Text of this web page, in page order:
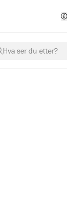
Hva ser du etter?